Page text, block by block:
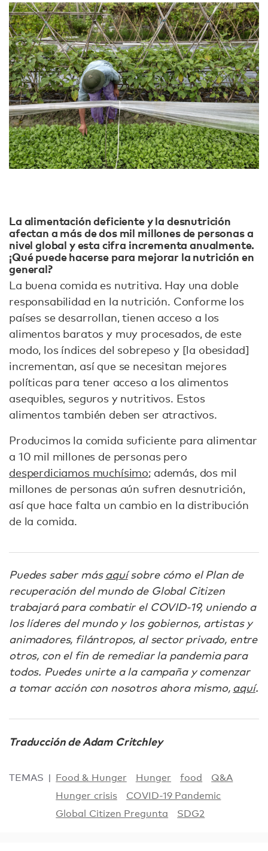
La alimentación deficiente y la desnutrición
afectan a más de dos mil millones de personas a
nivel global y esta cifra incrementa anualmente.
¡Qué puede hacerse para mejorar la nutrición en
general?
La buena comida es nutritiva. Hay una doble
responsabilidad en la nutrición. Conforme los
países se desarrollan, tienen acceso a los
alimentos baratos y muy procesados, de este
modo, los índices del sobrepeso y [la obesidad]
incrementan, así que se necesitan mejores
políticas para tener acceso a los alimentos
asequibles, seguros y nutritivos. Estos
alimentos también deben ser atractivos.
Producimos la comida suficiente para alimentar
a 10 mil millones de personas pero
desperdiciamos muchísimo; además, dos mil
millones de personas aún sufren desnutrición,
así que hace falta un cambio en la distribución
de la comida.
Puedes saber másaquísobre cómo el Plan de
recuperación del mundo de Global Citizen
trabajará para combatir el COVID-19, uniendo a
los líderes del mundo y los gobiernos, artistas y
animadores, filántropos, al sector privado, entre
otros, con el fin de remediar la pandemia para
todos. Puedes unirte a la campaña y comenzar
a tomar acción con nosotros ahora mismo, aquí.
Traducción de Adam Critchley
TEMAS Food & Hunger Hunger food
Q&A
Hunger crisis
COVID-19 Pandemic
Global Citizen Pregunta
SDG2